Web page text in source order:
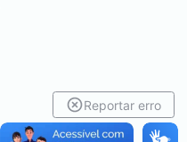
Reportar erro